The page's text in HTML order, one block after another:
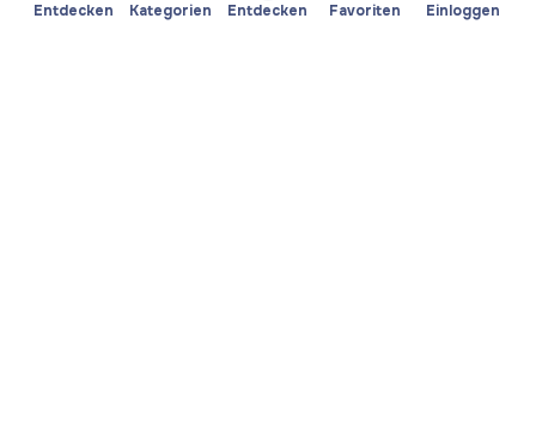
Entdecken Kategorien Entdecken Favoriten Einloggen